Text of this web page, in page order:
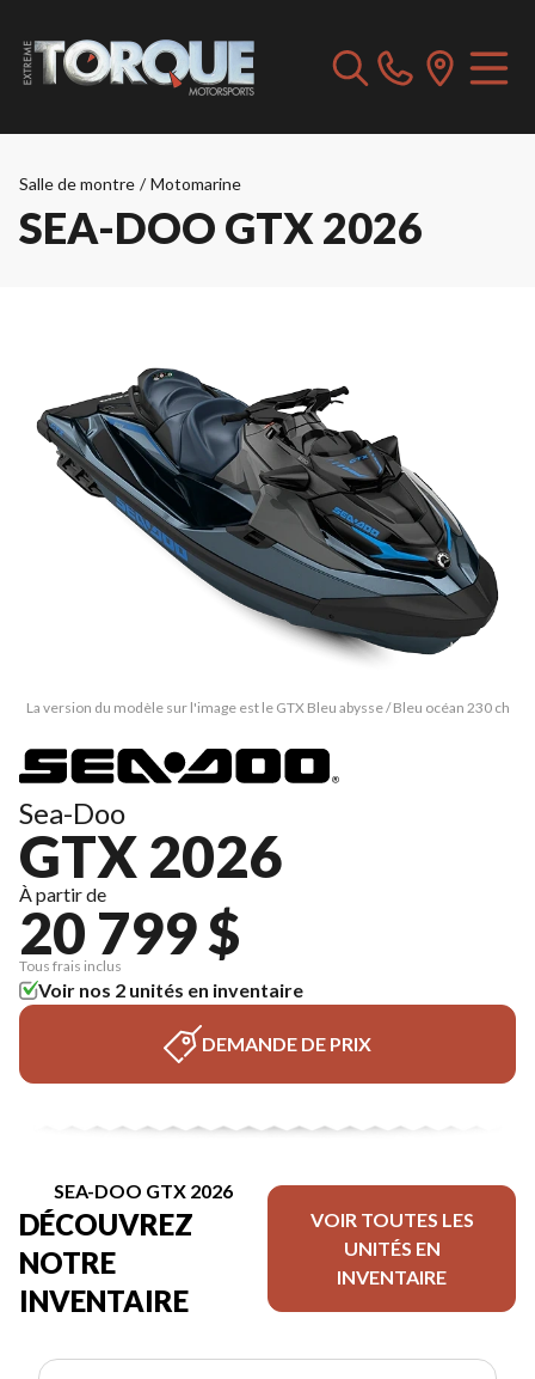
Salle de montre / Motomarine
SEA-DOO GTX 2026
La version du modèle sur l'image est le GTX Bleu abysse / Bleu océan 230 ch
Sea-Doo
GTX 2026
À partir de
20 799 $
Tous frais inclus
Voir nos 2 unités en inventaire
DEMANDE DE PRIX
SEA-DOO GTX 2026
DÉCOUVREZ
NOTRE
INVENTAIRE
VOIR TOUTES LES
UNITÉS EN
INVENTAIRE